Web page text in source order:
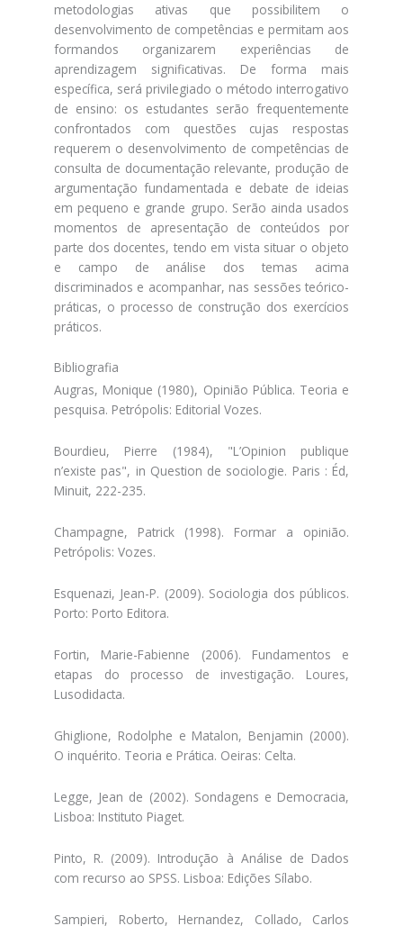
metodologias ativas que possibilitem o
desenvolvimento de competências e permitam aos
formandos organizarem experiências de
aprendizagem significativas. De forma mais
específica, será privilegiado o método interrogativo
de ensino: os estudantes serão frequentemente
confrontados com questões cujas respostas
requerem o desenvolvimento de competências de
consulta de documentação relevante, produção de
argumentação fundamentada e debate de ideias
em pequeno e grande grupo. Serão ainda usados
momentos de apresentação de conteúdos por
parte dos docentes, tendo em vista situar o objeto
e campo de análise dos temas acima
discriminados e acompanhar, nas sessões teórico-
práticas, o processo de construção dos exercícios
práticos.
Bibliografia
Augras, Monique (1980), Opinião Pública. Teoria e
pesquisa. Petrópolis: Editorial Vozes.
Bourdieu, Pierre (1984), "L’Opinion publique
n’existe pas", in Question de sociologie. Paris : Éd,
Minuit, 222-235.
Champagne, Patrick (1998). Formar a opinião.
Petrópolis: Vozes.
Esquenazi, Jean-P. (2009). Sociologia dos públicos.
Porto: Porto Editora.
Fortin, Marie-Fabienne (2006). Fundamentos e
etapas do processo de investigação. Loures,
Lusodidacta.
Ghiglione, Rodolphe e Matalon, Benjamin (2000).
O inquérito. Teoria e Prática. Oeiras: Celta.
Legge, Jean de (2002). Sondagens e Democracia,
Lisboa: Instituto Piaget.
Pinto, R. (2009). Introdução à Análise de Dados
com recurso ao SPSS. Lisboa: Edições Sílabo.
Sampieri, Roberto, Hernandez, Collado, Carlos